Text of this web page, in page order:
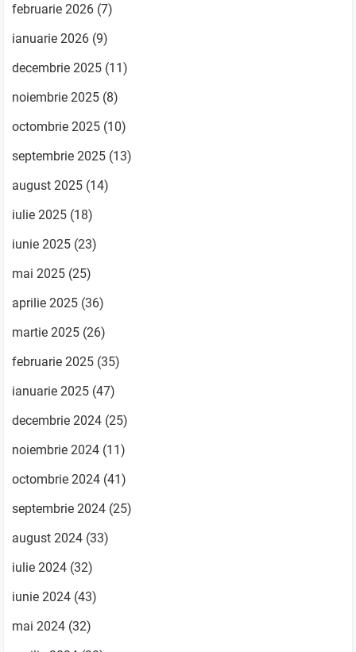
februarie 2026 (7)
ianuarie 2026 (9)
decembrie 2025 (11)
noiembrie 2025 (8)
octombrie 2025 (10)
septembrie 2025 (13)
august 2025 (14)
iulie 2025 (18)
iunie 2025 (23)
mai 2025 (25)
aprilie 2025 (36)
martie 2025 (26)
februarie 2025 (35)
ianuarie 2025 (47)
decembrie 2024 (25)
noiembrie 2024 (11)
octombrie 2024 (41)
septembrie 2024 (25)
august 2024 (33)
iulie 2024 (32)
iunie 2024 (43)
mai 2024 (32)